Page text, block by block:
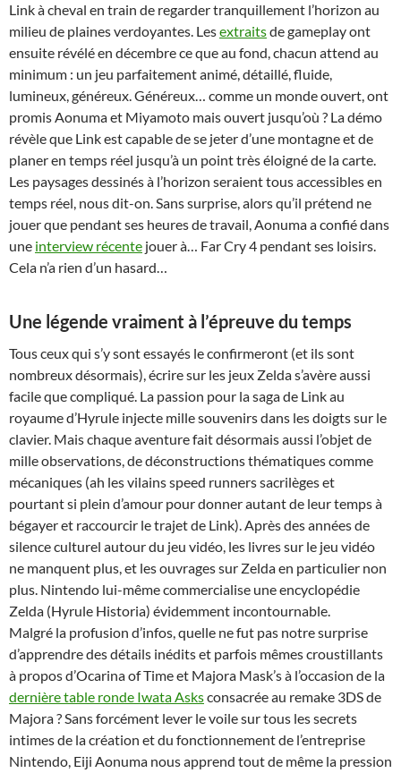
Link à cheval en train de regarder tranquillement l’horizon au
milieu de plaines verdoyantes. Lesextraitsde gameplay ont
ensuite révélé en décembre ce que au fond, chacun attend au
minimum : un jeu parfaitement animé, détaillé, fluide,
lumineux, généreux. Généreux… comme un monde ouvert, ont
promis Aonuma et Miyamoto mais ouvert jusqu’où ? La démo
révèle que Link est capable de se jeter d’une montagne et de
planer en temps réel jusqu’à un point très éloigné de la carte.
Les paysages dessinés à l’horizon seraient tous accessibles en
temps réel, nous dit-on. Sans surprise, alors qu’il prétend ne
jouer que pendant ses heures de travail, Aonuma a confié dans
une interview récente jouer à… Far Cry 4 pendant ses loisirs.
Cela n’a rien d’un hasard…
Une légende vraiment à l’épreuve du temps
Tous ceux qui s’y sont essayés le confirmeront (et ils sont
nombreux désormais), écrire sur les jeux Zelda s’avère aussi
facile que compliqué. La passion pour la saga de Link au
royaume d’Hyrule injecte mille souvenirs dans les doigts sur le
clavier. Mais chaque aventure fait désormais aussi l’objet de
mille observations, de déconstructions thématiques comme
mécaniques (ah les vilains speed runners sacrilèges et
pourtant si plein d’amour pour donner autant de leur temps à
bégayer et raccourcir le trajet de Link). Après des années de
silence culturel autour du jeu vidéo, les livres sur le jeu vidéo
ne manquent plus, et les ouvrages sur Zelda en particulier non
plus. Nintendo lui-même commercialise une encyclopédie
Zelda (Hyrule Historia) évidemment incontournable.
Malgré la profusion d’infos, quelle ne fut pas notre surprise
d’apprendre des détails inédits et parfois mêmes croustillants
à propos d’Ocarina of Time et Majora Mask’s à l’occasion de la
dernière table ronde Iwata Asksconsacrée au remake 3DS de
Majora ? Sans forcément lever le voile sur tous les secrets
intimes de la création et du fonctionnement de l’entreprise
Nintendo, Eiji Aonuma nous apprend tout de même la pression